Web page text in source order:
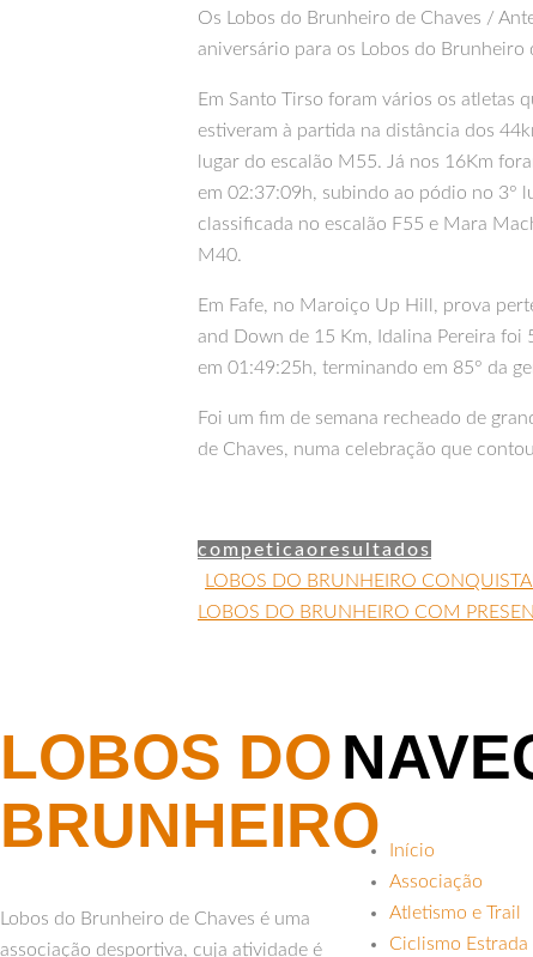
Os Lobos do Brunheiro de Chaves /
aniversário para os Lobos do Brunheiro
Em Santo Tirso foram vários os atletas
estiveram à partida na distância dos
lugar do escalão M55. Já nos 16Km
em 02:37:09h, subindo ao pódio no 3°
classificada no escalão F55 e Mara
M40.
Em Fafe, no Maroiço Up Hill, prova
and Down de 15 Km, Idalina Pereira foi
em 01:49:25h, terminando em 85° da
Foi um fim de semana recheado de
de Chaves, numa celebração que
competicaoresultados
LOBOS DO BRUNHEIRO
LOBOS DO BRUNHEIRO COM
LOBOS DO
BRUNHEIRO
Lobos do Brunheiro de Chaves é uma
associação desportiva, cuja atividade é
Início
Associação
Atletismo e Trail
Ciclismo Estrada